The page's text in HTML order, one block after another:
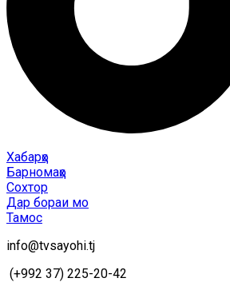
Хабарҳо
Барномаҳо
Сохтор
Дар бораи мо
Тамос
info@tvsayohi.tj
(+992 37) 225-20-42